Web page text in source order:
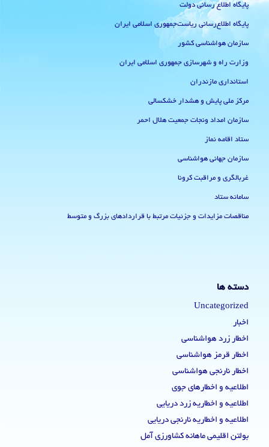
پایگاه اطلاع رسانی دولت
پایگاه اطلاع‌رسانی ریاست‌جمهوری اسلامی ایران
سازمان هواشناسی کشور
وزارت راه و شهرسازی جمهوری اسلامی ایران
استانداری مازندران
مرکز ملی پایش و هشدار خشکسالی
سازمان امداد ونجات جمعیت هلال احمر
ستاد اقامه نماز
سازمان جهانی هواشناسی
غربالگری و مراقبت کرونا
سامانه ستاد
مناقصات مزایدات و جزئیات مرتبط با قراردادهای بزرگ و متوسط
دسته ها
Uncategorized
اخبار
اخطار زرد هواشناسی
اخطار قرمز هواشناسی
اخطار نارنجی هواشناسی
اطلاعیه و اخطارهای جوی
اطلاعیه و اخطاریه زرد دریایی
اطلاعیه و اخطاریه نارنجی دریایی
بولتن اقلیمی ماهانه کشاورزی آمل